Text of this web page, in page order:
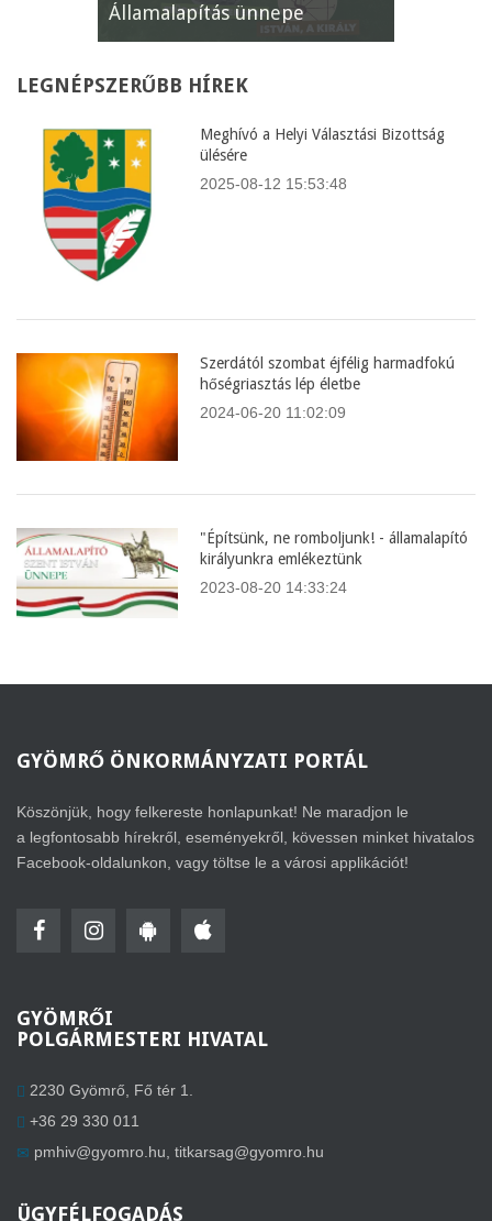
XII. Gyömrői Lecsófesztivál
LEGNÉPSZERŰBB HÍREK
Meghívó a Helyi Választási Bizottság
ülésére
2025-08-12 15:53:48
Szerdától szombat éjfélig harmadfokú
hőségriasztás lép életbe
2024-06-20 11:02:09
"Építsünk, ne romboljunk! - államalapító
királyunkra emlékeztünk
2023-08-20 14:33:24
GYÖMRŐ ÖNKORMÁNYZATI PORTÁL
Köszönjük, hogy felkereste honlapunkat! Ne maradjon le
a legfontosabb hírekről, eseményekről, kövessen minket hivatalos
Facebook-oldalunkon, vagy töltse le a városi applikációt!
GYÖMRŐI
POLGÁRMESTERI HIVATAL
2230 Gyömrő, Fő tér 1.
+36 29 330 011
pmhiv@gyomro.hu titkarsag@gyomro.hu
ÜGYFÉLFOGADÁS